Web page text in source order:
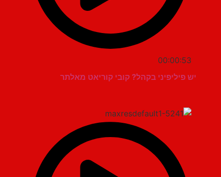
00:00:53
יש פיליפיני בקהל? קובי קוריאט מאלתר